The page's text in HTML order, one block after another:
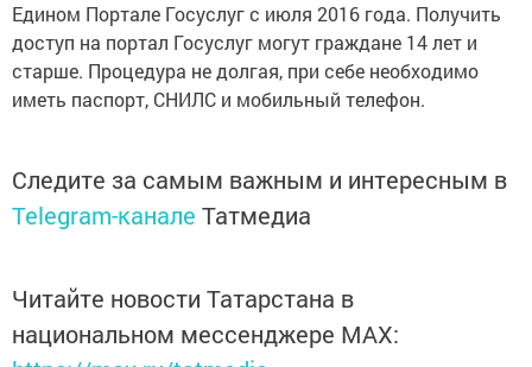
Едином Портале Госуслуг с июля 2016 года. Получить
доступ на портал Госуслуг могут граждане 14 лет и
старше. Процедура не долгая, при себе необходимо
иметь паспорт, СНИЛС и мобильный телефон.
Следите за самым важным и интересным в
Telegram-канале Татмедиа
Читайте новости Татарстана в
национальном мессенджере MАХ: